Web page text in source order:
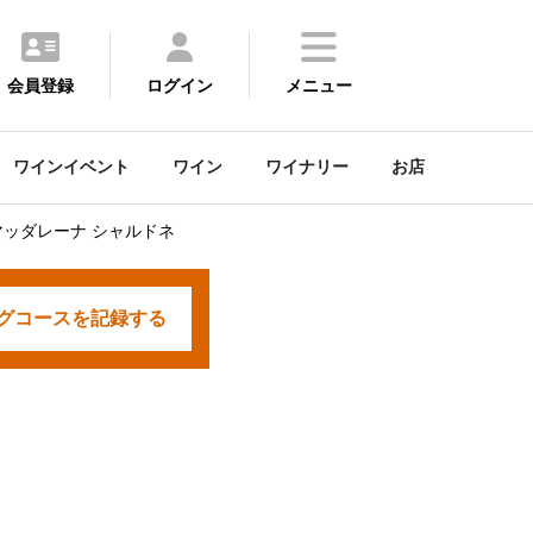
会員登録 ログイン メニュー
ワインイベント ワイン ワイナリー お店
ダレーナ シャルドネ
コースを記録する